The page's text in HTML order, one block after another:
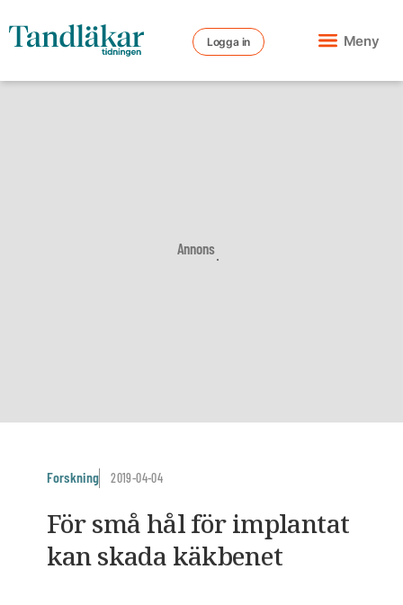
Logga in Meny
Annons
Forskning 2019-04-04
För små hål för implantat
kan skada käkbenet